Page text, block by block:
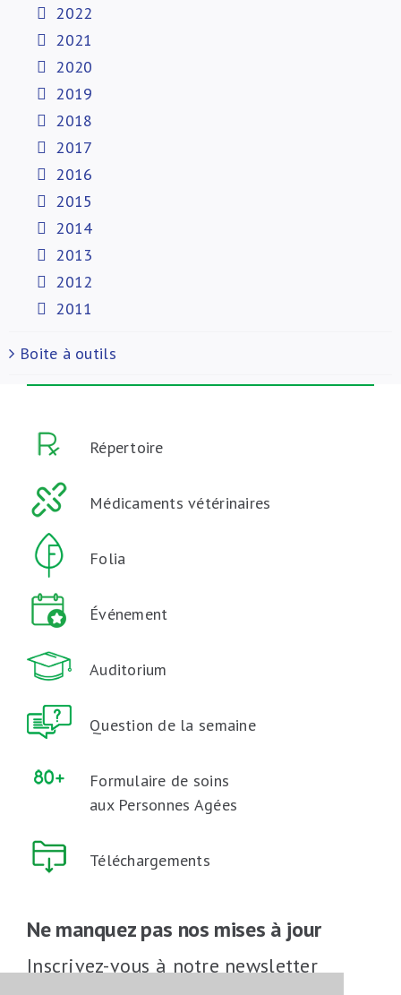
2022
2021
2020
2019
2018
2017
2016
2015
2014
2013
2012
2011
Boite à outils
Répertoire
Médicaments vétérinaires
Folia
Événement
Auditorium
Question de la semaine
Formulaire de soins
aux Personnes Agées
Téléchargements
Ne manquez pas nos mises à jour
Inscrivez-vous à notre newsletter